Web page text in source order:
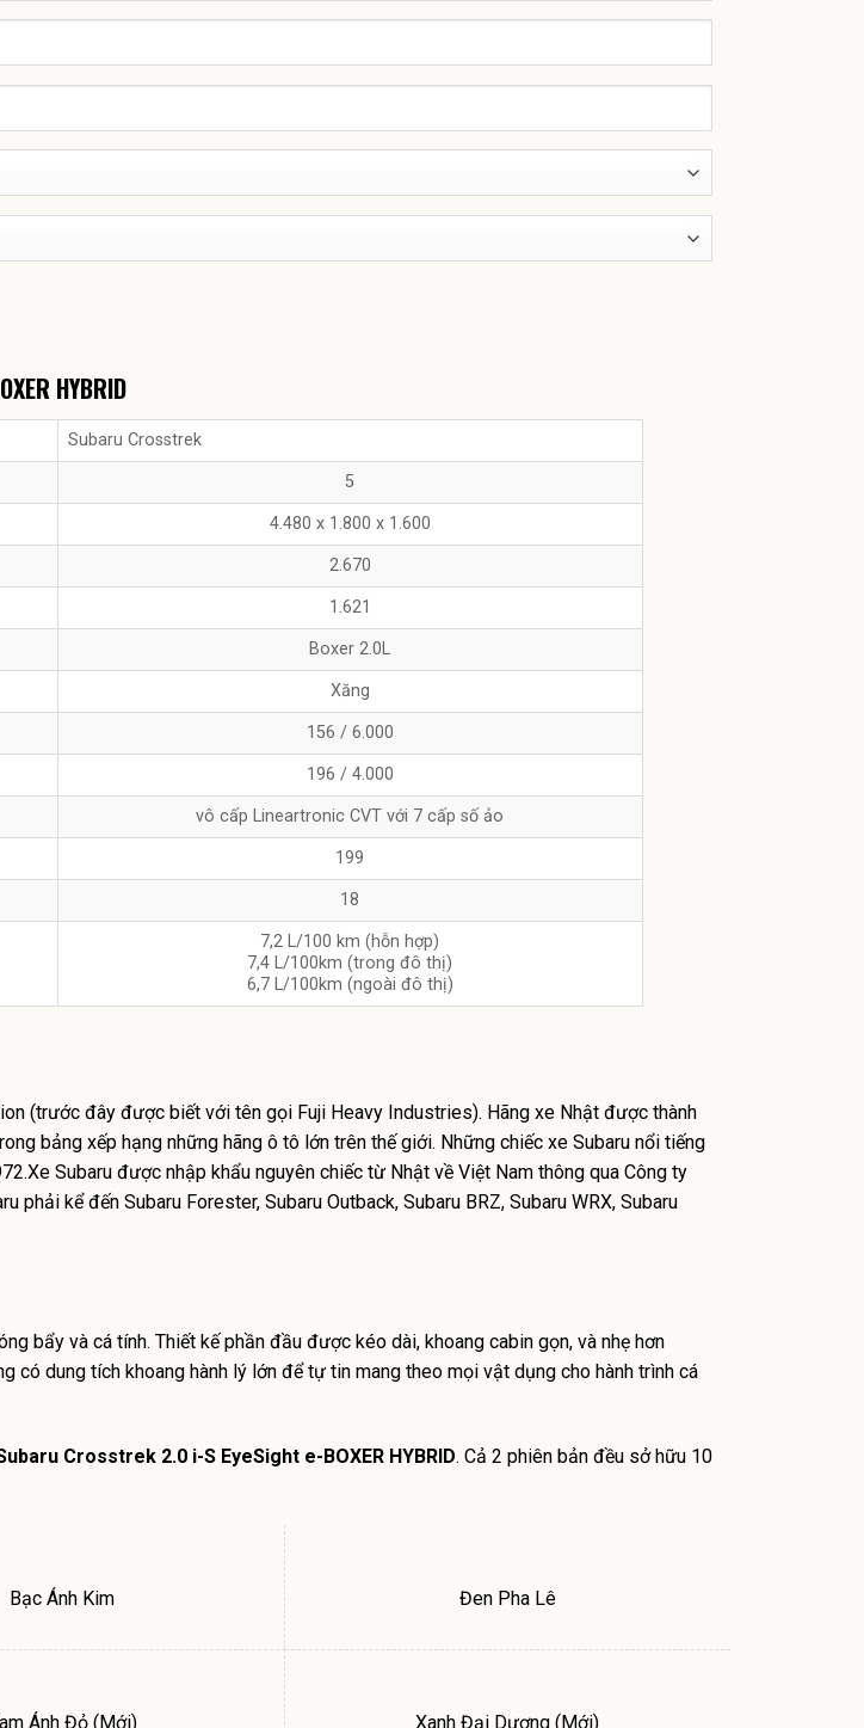
HYBRID
Subaru Crosstrek
5
4.480 x 1.800 x 1.600
2.670
1.621
Boxer 2.0L
Xăng
156 / 6.000
196 / 4.000
vô cấp Lineartronic CVT với 7 cấp số ảo
199
18
7,2 L/100 km (hỗn hợp)
7,4 L/100km (trong đô thị)
6,7 L/100km (ngoài đô thị)
(trước đây được biết với tên gọi Fuji Heavy Industries). Hãng xe Nhật được thành
bảng xếp hạng những hãng ô tô lớn trên thế giới. Những chiếc xe Subaru nổi tiếng
Subaru được nhập khẩu nguyên chiếc từ Nhật về Việt Nam thông qua Công ty
kể đến Subaru Forester, Subaru Outback, Subaru BRZ, Subaru WRX, Subaru
bẩy và cá tính. Thiết kế phần đầu được kéo dài, khoang cabin gọn, và nhẹ hơn
có dung tích khoang hành lý lớn để tự tin mang theo mọi vật dụng cho hành trình cá
Crosstrek 2.0 i-S EyeSight e-BOXER HYBRID. Cả 2 phiên bản đều sở hữu 10
Bạc Ánh Kim Đen Pha Lê
Ánh Đỏ (Mới) Xanh Đại Dương (Mới)